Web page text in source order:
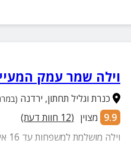
וילה שמר עמק
כנרת וגליל תחתון, ירדנה (במרחק
9.9 מצוין (
12 חוות דעת)